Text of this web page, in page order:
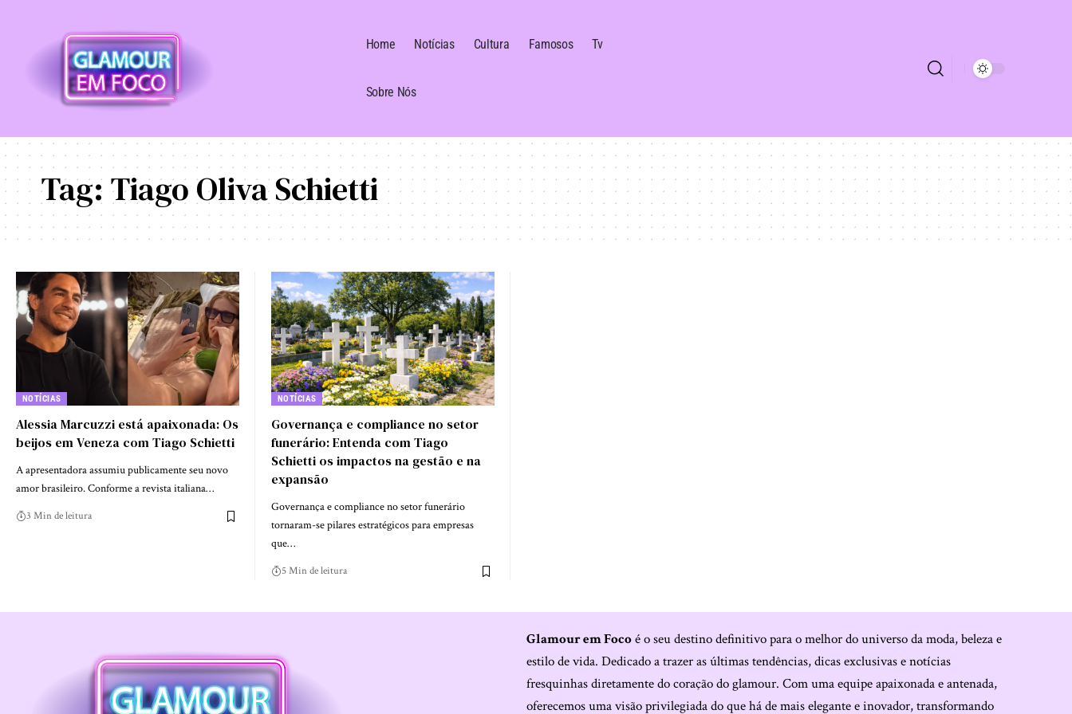
Home Notícias Cultura Famosos Tv
Sobre Nós
Tag: Tiago Oliva Schietti
NOTÍCIAS
Alessia Marcuzzi está apaixonada: Os
beijos em Veneza com Tiago Schietti
A apresentadora assumiu publicamente seu novo
amor brasileiro. Conforme a revista italiana…
3 Min de leitura
NOTÍCIAS
Governança e compliance no setor
funerário: Entenda com Tiago
Schietti os impactos na gestão e na
expansão
Governança e compliance no setor funerário
tornaram-se pilares estratégicos para empresas
que…
5 Min de leitura
Glamour em Focoé o seu destino definitivo para o melhor do universo da moda, beleza e
estilo de vida. Dedicado a trazer as últimas tendências, dicas exclusivas e notícias
fresquinhas diretamente do coração do glamour. Com uma equipe apaixonada e antenada,
oferecemos uma visão privilegiada do que há de mais elegante e inovador, transformando